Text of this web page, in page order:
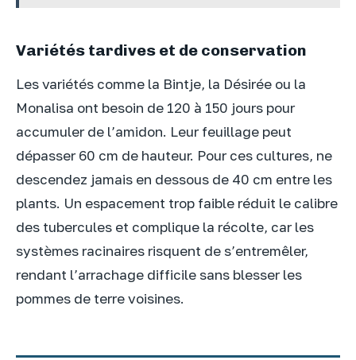
Variétés tardives et de conservation
Les variétés comme la Bintje, la Désirée ou la
Monalisa ont besoin de 120 à 150 jours pour
accumuler de l’amidon. Leur feuillage peut
dépasser 60 cm de hauteur. Pour ces cultures, ne
descendez jamais en dessous de 40 cm entre les
plants. Un espacement trop faible réduit le calibre
des tubercules et complique la récolte, car les
systèmes racinaires risquent de s’entremêler,
rendant l’arrachage difficile sans blesser les
pommes de terre voisines.